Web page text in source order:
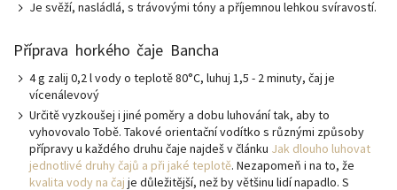
Je svěží, nasládlá, s trávovými tóny a příjemnou lehkou svíravostí.
Příprava horkého čaje Bancha
4 g zalij 0,2 l vody o teplotě 80°C, luhuj 1,5 - 2 minuty, čaj je
vícenálevový
Určitě vyzkoušej i jiné poměry a dobu luhování tak, aby to
vyhovovalo Tobě. Takové orientační vodítko s různými způsoby
přípravy u každého druhu čaje najdeš v článku Jak dlouho luhovat
jednotlivé druhy čajů a při jaké teplotě. Nezapomeň i na to, že
kvalita vody na čaj je důležitější, než by většinu lidí napadlo. S